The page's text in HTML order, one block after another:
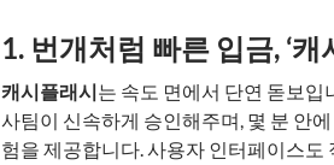
1. 번개처럼 빠른 입금, ‘캐
캐시플래시는 속도 면에서 단연 돋보입
사팀이 신속하게 승인해주며, 몇 분 안
험을 제공합니다. 사용자 인터페이스도